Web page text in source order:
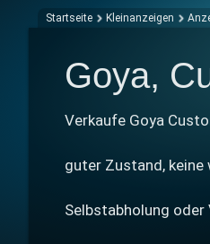
Startseite Kleinanzeigen
Goya,
Verkaufe Goya
guter Zustand, keine
Selbstabholung oder